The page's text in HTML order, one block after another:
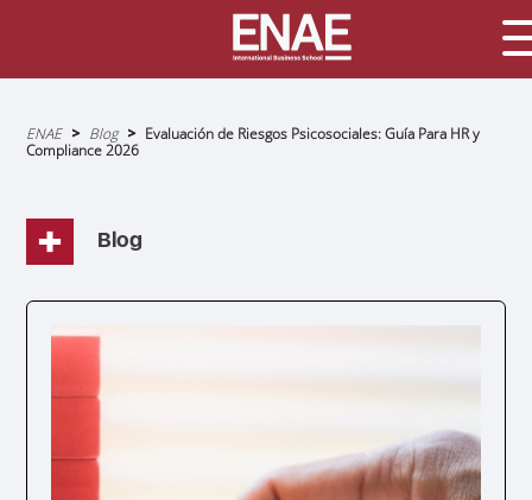
Sobrescribir
enlaces
de
navegación
ENAE Blog
Evaluación de Riesgos Psicosociales: Guía Para HR y
Compliance 2026
Blog